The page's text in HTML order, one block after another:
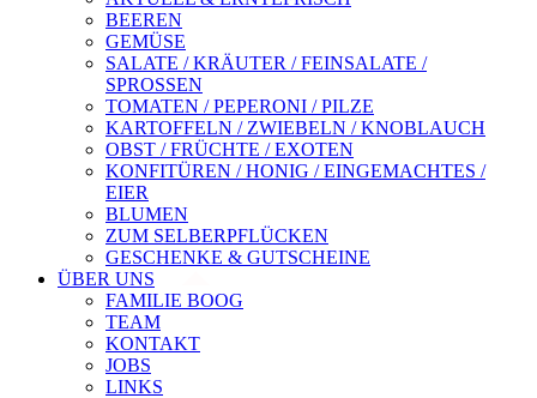
BEEREN
GEMÜSE
SALATE / KRÄUTER / FEINSALATE /
SPROSSEN
TOMATEN / PEPERONI / PILZE
KARTOFFELN / ZWIEBELN / KNOBLAUCH
OBST / FRÜCHTE / EXOTEN
KONFITÜREN / HONIG / EINGEMACHTES /
EIER
BLUMEN
ZUM SELBERPFLÜCKEN
GESCHENKE & GUTSCHEINE
ÜBER UNS
FAMILIE BOOG
TEAM
KONTAKT
JOBS
LINKS